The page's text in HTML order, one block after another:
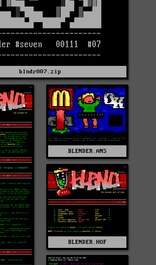
blndr007.zip
BLENDER.ANS
BLENDER.HOF